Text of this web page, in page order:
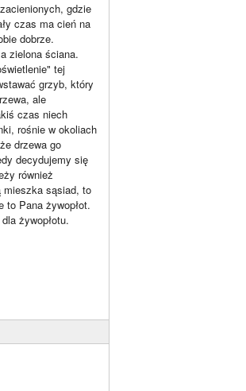
gdzie
czas ma cień na
dobrze.
zielona ściana.
tej
grzyb, który
ale
czas niech
rośnie w okoliach
drzewa go
decydujemy się
również
mieszka sąsiad, to
to Pana żywopłot.
żywopłotu.